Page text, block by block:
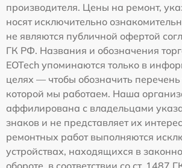
производителя. Цены на ремонт,
носят исключительно
не являются публичной офертой
ГК РФ. Названия и обозначения
EOTech упоминаются только в
целях — чтобы обозначить перечень
которой мы работаем. Наша
аффилирована с владельцами
знаков и не представляет их
ремонтных работ выполняются
устройствах, находящихся в
обороте, в соответствии со ст. 1487